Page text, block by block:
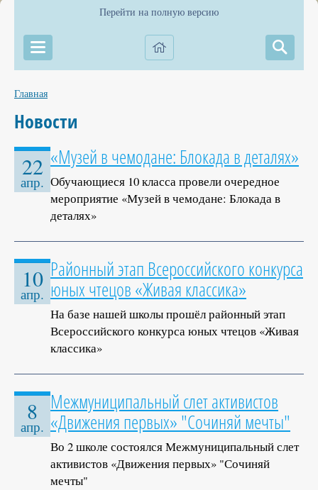
Перейти на полную версию
Главная
Новости
22
апр.
«Музей в чемодане: Блокада в деталях»
Обучающиеся 10 класса провели очередное
мероприятие «Музей в чемодане: Блокада в
деталях»
10
апр.
Районный этап Всероссийского конкурса
юных чтецов «Живая классика»
На базе нашей школы прошёл районный этап
Всероссийского конкурса юных чтецов «Живая
классика»
8
апр.
Межмуниципальный слет активистов
«Движения первых» "Сочиняй мечты"
Во 2 школе состоялся Межмуниципальный слет
активистов «Движения первых» "Сочиняй
мечты"